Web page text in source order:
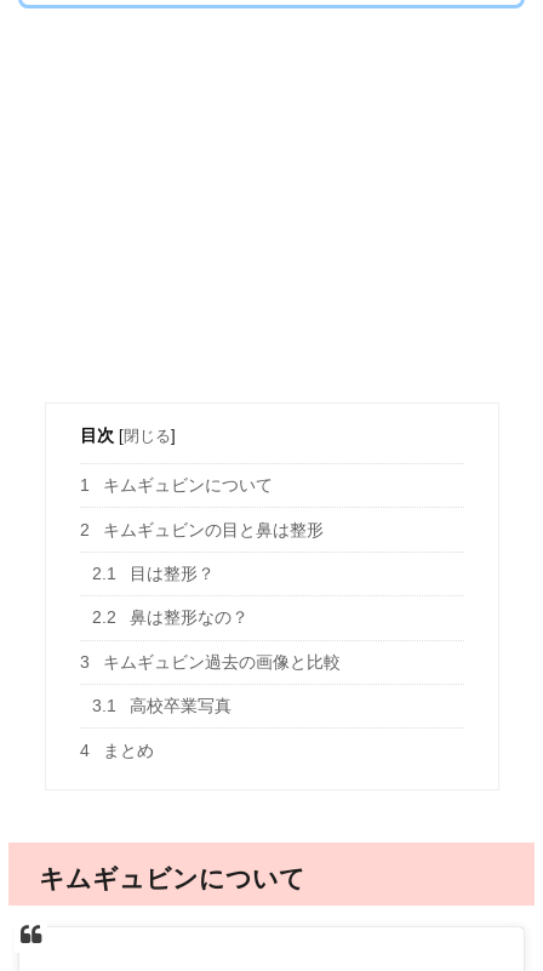
目次 [閉じる]
1 キムギュビンについて
2 キムギュビンの目と鼻は整形
2.1 目は整形？
2.2 鼻は整形なの？
3 キムギュビン過去の画像と比較
3.1 高校卒業写真
4 まとめ
キムギュビンについて